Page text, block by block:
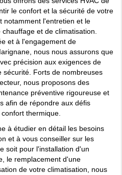
le confort et la sécurité de votre
notamment l'entretien et le
et de climatisation.
et à l'engagement de
nous nous assurons que
précision aux exigences de
sécurité. Forts de nombreuses
nous proposons des
préventive rigoureuse et
afin de répondre aux défis
thermique.
à étudier en détail les besoins
et à vous conseiller sur les
soit pour l'installation d'un
le remplacement d'une
de votre climatisation, nous